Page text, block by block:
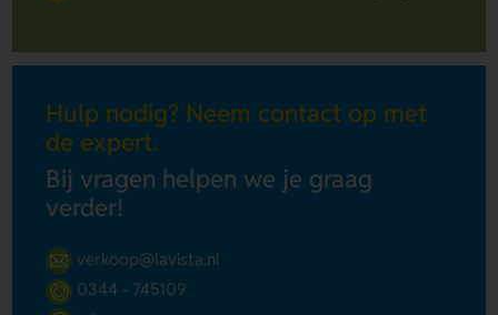
Hulp nodig? Neem contact op met
de expert.
Bij vragen helpen we je graag
verder!
verkoop@lavista.nl
0344 - 745109